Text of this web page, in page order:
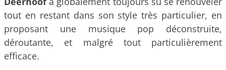
tout en restant dans son style très particulier, en
proposant une musique pop déconstruite,
déroutante, et malgré tout particulièrement
efficace.